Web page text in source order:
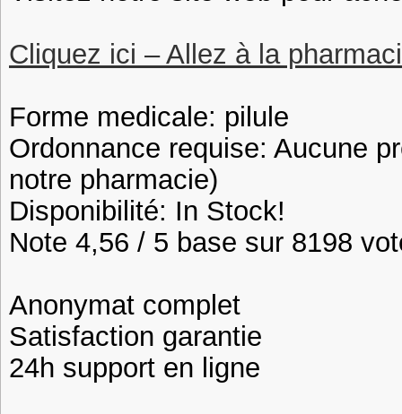
Cliquez ici – Allez à la
Forme medicale: pilule
Ordonnance requise: Aucune
notre pharmacie)
Disponibilité: In Stock!
Note 4,56 / 5 base sur 8198
Anonymat complet
Satisfaction garantie
24h support en ligne